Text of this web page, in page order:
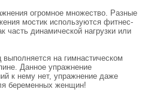
огромное множество. Разные
мостик используются фитнес-
динамической нагрузки или
на гимнастическом
Данное упражнение
к нему нет, упражнение даже
беременных женщин!